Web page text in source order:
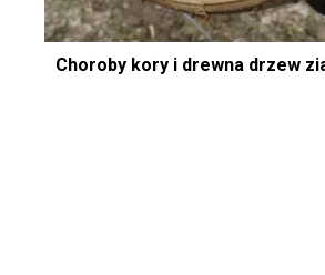
Choroby kory i drewna drzew